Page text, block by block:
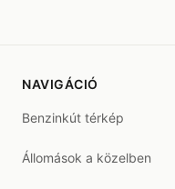
NAVIGÁCIÓ
Benzinkút térkép
Állomások a közelben